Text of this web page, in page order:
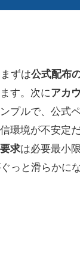
ずは公式配布
す。次にアカ
プルで、公式
環境が不安定
求は必要最小
っと滑らかに